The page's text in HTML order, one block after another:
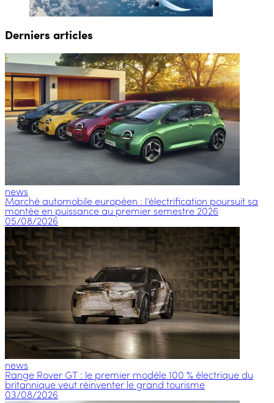
Derniers articles
news
Marché automobile européen : l’électrification poursuit sa
montée en puissance au premier semestre 2026
05/08/2026
news
Range Rover GT : le premier modèle 100 % électrique du
britannique veut réinventer le grand tourisme
03/08/2026